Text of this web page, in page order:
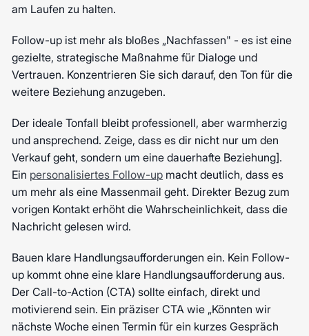
am Laufen zu halten.
Follow-up ist mehr als bloßes „Nachfassen" - es ist eine
gezielte, strategische Maßnahme für Dialoge und
Vertrauen. Konzentrieren Sie sich darauf, den Ton für die
weitere Beziehung anzugeben.
Der ideale Tonfall bleibt professionell, aber warmherzig
und ansprechend. Zeige, dass es dir nicht nur um den
Verkauf geht, sondern um eine dauerhafte Beziehung].
Ein personalisiertes Follow-up macht deutlich, dass es
um mehr als eine Massenmail geht. Direkter Bezug zum
vorigen Kontakt erhöht die Wahrscheinlichkeit, dass die
Nachricht gelesen wird.
Bauen klare Handlungsaufforderungen ein. Kein Follow-
up kommt ohne eine klare Handlungsaufforderung aus.
Der Call-to-Action (CTA) sollte einfach, direkt und
motivierend sein. Ein präziser CTA wie „Könnten wir
nächste Woche einen Termin für ein kurzes Gespräch